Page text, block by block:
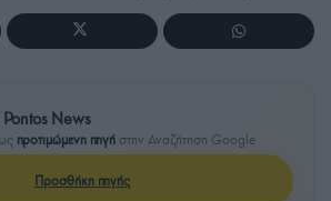
Pontos News
προτιμώμενη πηγή στην Αναζήτηση Google
Προσθήκη πηγής